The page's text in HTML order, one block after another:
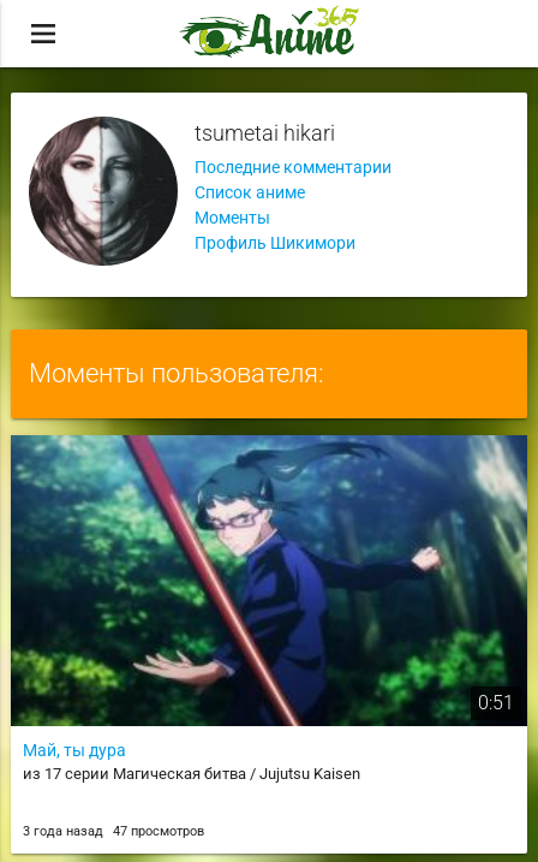
menu
tsumetai hikari
Последние комментарии
Список аниме
Моменты
Профиль Шикимори
Моменты пользователя:
0:51
Май, ты дура
из 17 серии Магическая битва / Jujutsu Kaisen
3 года назад 47 просмотров